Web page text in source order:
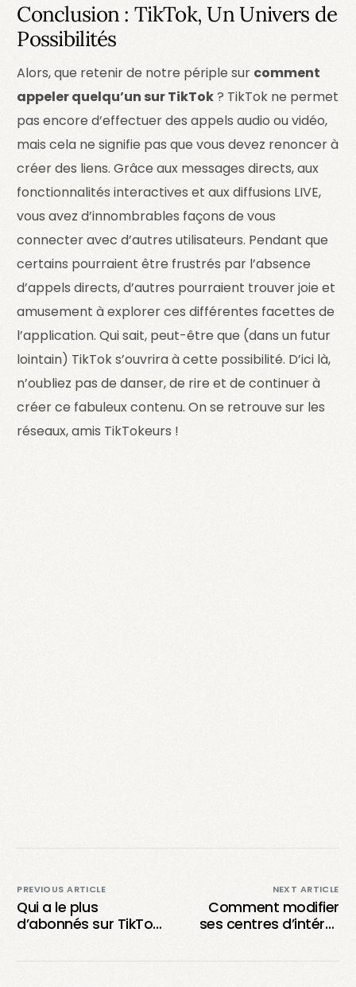
Conclusion : TikTok, Un Univers de
Possibilités
Alors, que retenir de notre périple sur comment
appeler quelqu’un sur TikTok? TikTok ne permet
pas encore d’effectuer des appels audio ou vidéo,
mais cela ne signifie pas que vous devez renoncer à
créer des liens. Grâce aux messages directs, aux
fonctionnalités interactives et aux diffusions LIVE,
vous avez d’innombrables façons de vous
connecter avec d’autres utilisateurs. Pendant que
certains pourraient être frustrés par l’absence
d’appels directs, d’autres pourraient trouver joie et
amusement à explorer ces différentes facettes de
l’application. Qui sait, peut-être que (dans un futur
lointain) TikTok s’ouvrira à cette possibilité. D’ici là,
n’oubliez pas de danser, de rire et de continuer à
créer ce fabuleux contenu. On se retrouve sur les
réseaux, amis TikTokeurs !
PREVIOUS ARTICLE
Qui a le plus
d’abonnés sur TikTok
décompte !
NEXT ARTICLE
Comment modifier
ses centres d’intérêt
ultime pour éviter de